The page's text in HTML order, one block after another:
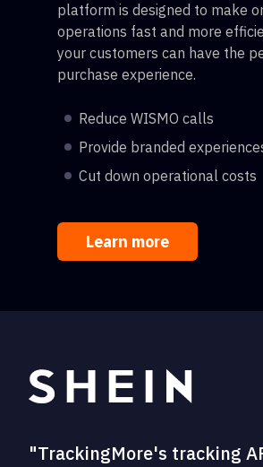
platform is designed to make
operations fast and more
your customers can have the
purchase experience.
Reduce WISMO calls
Provide branded
Cut down operational costs
Learn more
"TrackingMore's tracking